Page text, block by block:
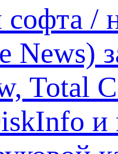
/
News)
Total
и